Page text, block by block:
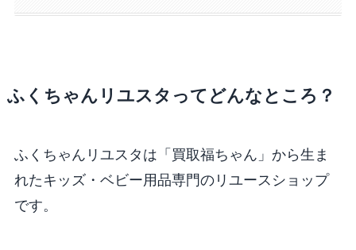
ふくちゃんリユスタってどんなところ？
ふくちゃんリユスタは「買取福ちゃん」から生ま
れたキッズ・ベビー用品専門のリユースショップ
です。